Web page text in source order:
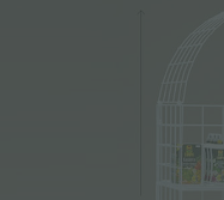
MEHR ERGEBNISSE FÜR SIE: